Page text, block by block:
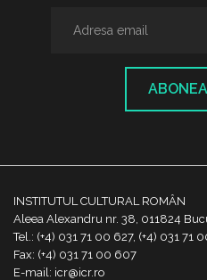
INSTITUTUL CULTURAL ROMÂN
Aleea Alexandru nr. 38, 011824
Tel.: (+4) 031 71 00 627, (+4) 031 71
Fax: (+4) 031 71 00 607
E-mail: icr@icr.ro